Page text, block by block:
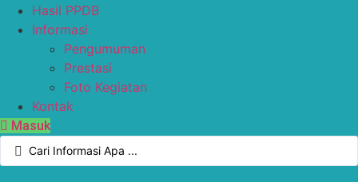
Hasil PPDB
Informasi
Pengumuman
Prestasi
Foto Kegiatan
Kontak
Masuk
Search